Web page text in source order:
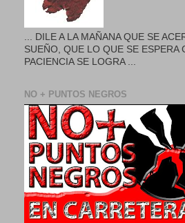
... DILE A LA MAÑANA QUE SE
SUEÑO, QUE LO QUE SE ESPERA
PACIENCIA SE LOGRA ...
NO + PUNTOS NEGROS